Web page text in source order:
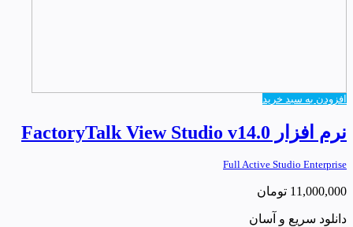
افزودن به سبد خرید
نرم افزار FactoryTalk View Studio v14.0
Full Active Studio Enterprise
11,000,000 تومان
دانلود سریع و آسان